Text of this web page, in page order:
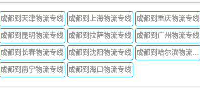
成都到天津物流专线 成都到上海物流专线 成都到重庆物流专线
成都到昆明物流专线 成都到拉萨物流专线 成都到广州物流专线
成都到长春物流专线 成都到沈阳物流专线 成都到哈尔滨物流专线
成都到南宁物流专线 成都到海口物流专线